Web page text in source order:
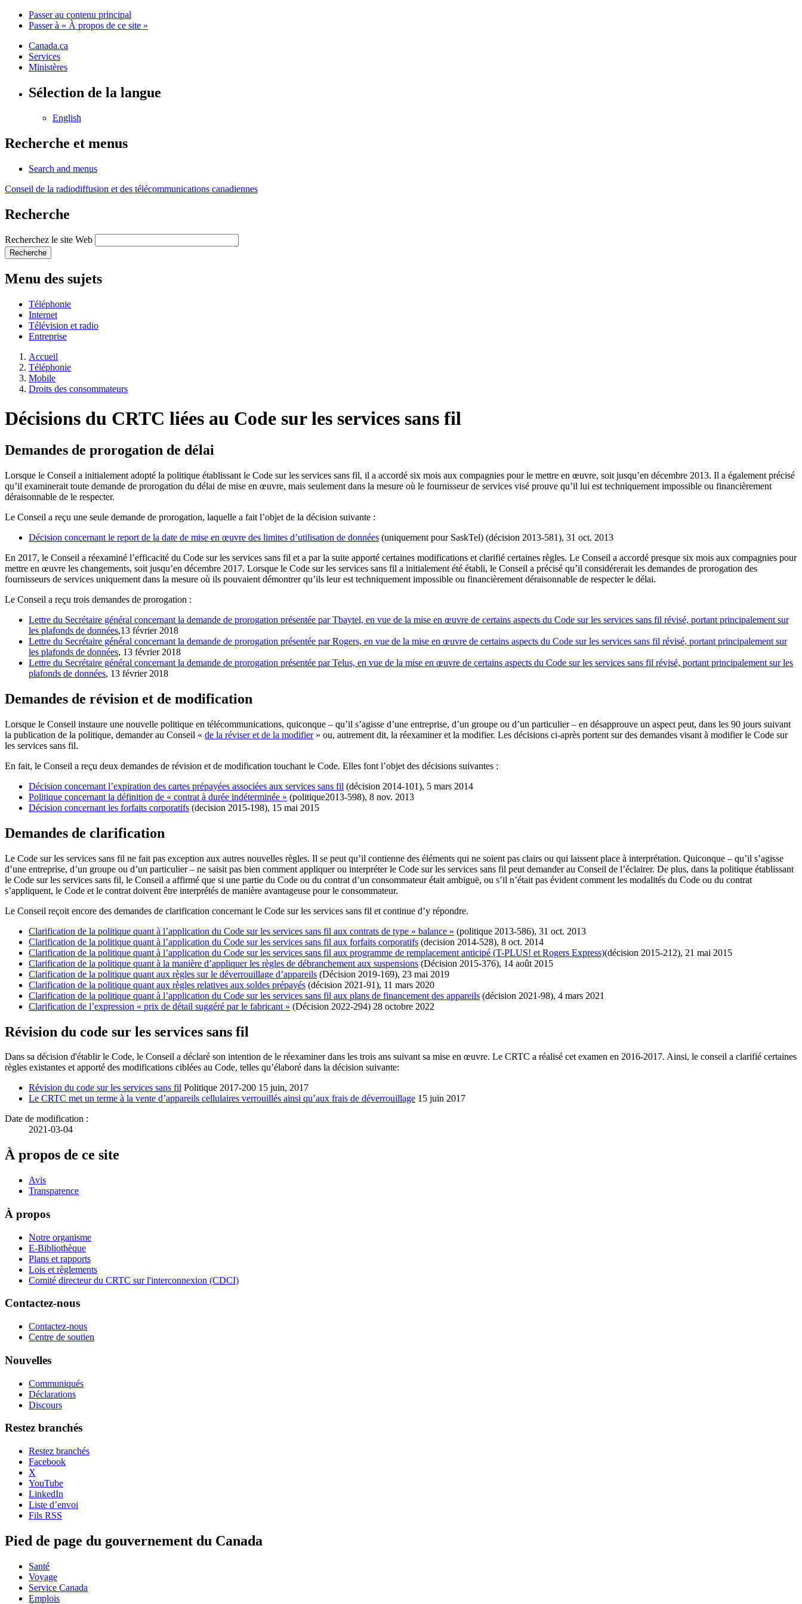
Passer au contenu principal
Passer à « À propos de ce site »
Canada.ca
Services
Ministères
Sélection de la langue
English
Recherche et menus
Search and menus
Conseil de la radiodiffusion et des télécommunications canadiennes
Recherche
Recherchez le site Web
Recherche
Menu des sujets
Téléphonie
Internet
Télévision et radio
Entreprise
Accueil
Téléphonie
Mobile
Droits des consommateurs
Décisions du CRTC liées au Code sur les services sans fil
Demandes de prorogation de délai
Lorsque le Conseil a initialement adopté la politique établissant le Code sur les services sans fil, il a accordé six mois aux compagnies pour le mettre en œuvre, soit jusqu’en décembre 2013. Il a également précisé
qu’il examinerait toute demande de prorogation du délai de mise en œuvre, mais seulement dans la mesure où le fournisseur de services visé prouve qu’il lui est techniquement impossible ou financièrement
déraisonnable de le respecter.
Le Conseil a reçu une seule demande de prorogation, laquelle a fait l’objet de la décision suivante :
Décision concernant le report de la date de mise en œuvre des limites d’utilisation de données (uniquement pour SaskTel) (décision 2013-581), 31 oct. 2013
En 2017, le Conseil a réexaminé l’efficacité du Code sur les services sans fil et a par la suite apporté certaines modifications et clarifié certaines règles. Le Conseil a accordé presque six mois aux compagnies pour
mettre en œuvre les changements, soit jusqu’en décembre 2017. Lorsque le Code sur les services sans fil a initialement été établi, le Conseil a précisé qu’il considérerait les demandes de prorogation des
fournisseurs de services uniquement dans la mesure où ils pouvaient démontrer qu’ils leur est techniquement impossible ou financièrement déraisonnable de respecter le délai.
Le Conseil a reçu trois demandes de prorogation :
Lettre du Secrétaire général concernant la demande de prorogation présentée par Tbaytel, en vue de la mise en œuvre de certains aspects du Code sur les services sans fil révisé, portant principalement sur
les plafonds de données,13 février 2018
Lettre du Secrétaire général concernant la demande de prorogation présentée par Rogers, en vue de la mise en œuvre de certains aspects du Code sur les services sans fil révisé, portant principalement sur
les plafonds de données, 13 février 2018
Lettre du Secrétaire général concernant la demande de prorogation présentée par Telus, en vue de la mise en œuvre de certains aspects du Code sur les services sans fil révisé, portant principalement sur les
plafonds de données, 13 février 2018
Demandes de révision et de modification
Lorsque le Conseil instaure une nouvelle politique en télécommunications, quiconque – qu’il s’agisse d’une entreprise, d’un groupe ou d’un particulier – en désapprouve un aspect peut, dans les 90 jours suivant
la publication de la politique, demander au Conseil « de la réviser et de la modifier» ou, autrement dit, la réexaminer et la modifier. Les décisions ci‑après portent sur des demandes visant à modifier le Code sur
les services sans fil.
En fait, le Conseil a reçu deux demandes de révision et de modification touchant le Code. Elles font l’objet des décisions suivantes :
Décision concernant l’expiration des cartes prépayées associées aux services sans fil (décision 2014-101), 5 mars 2014
Politique concernant la définition de « contrat à durée indéterminée » (politique2013-598), 8 nov. 2013
Décision concernant les forfaits corporatifs (decision 2015-198), 15 mai 2015
Demandes de clarification
Le Code sur les services sans fil ne fait pas exception aux autres nouvelles règles. Il se peut qu’il contienne des éléments qui ne soient pas clairs ou qui laissent place à interprétation. Quiconque – qu’il s’agisse
d’une entreprise, d’un groupe ou d’un particulier – ne saisit pas bien comment appliquer ou interpréter le Code sur les services sans fil peut demander au Conseil de l’éclairer. De plus, dans la politique établissant
le Code sur les services sans fil, le Conseil a affirmé que si une partie du Code ou du contrat d’un consommateur était ambiguë, ou s’il n’était pas évident comment les modalités du Code ou du contrat
s’appliquent, le Code et le contrat doivent être interprétés de manière avantageuse pour le consommateur.
Le Conseil reçoit encore des demandes de clarification concernant le Code sur les services sans fil et continue d’y répondre.
Clarification de la politique quant à l’application du Code sur les services sans fil aux contrats de type « balance » (politique 2013-586), 31 oct. 2013
Clarification de la politique quant à l’application du Code sur les services sans fil aux forfaits corporatifs (decision 2014-528), 8 oct. 2014
Clarification de la politique quant à l’application du Code sur les services sans fil aux programme de remplacement anticipé (T-PLUS! et Rogers Express)(décision 2015-212), 21 mai 2015
Clarification de la politique quant à la manière d’appliquer les règles de débranchement aux suspensions (Décision 2015-376), 14 août 2015
Clarification de la politique quant aux règles sur le déverrouillage d’appareils (Décision 2019-169), 23 mai 2019
Clarification de la politique quant aux règles relatives aux soldes prépayés (décision 2021-91), 11 mars 2020
Clarification de la politique quant à l’application du Code sur les services sans fil aux plans de financement des appareils (décision 2021-98), 4 mars 2021
Clarification de l’expression « prix de détail suggéré par le fabricant » (Décision 2022-294) 28 octobre 2022
Révision du code sur les services sans fil
Dans sa décision d'établir le Code, le Conseil a déclaré son intention de le réexaminer dans les trois ans suivant sa mise en œuvre. Le CRTC a réalisé cet examen en 2016-2017. Ainsi, le conseil a clarifié certaines
règles existantes et apporté des modifications ciblées au Code, telles qu’élaboré dans la décision suivante:
Révision du code sur les services sans fil Politique 2017-200 15 juin, 2017
Le CRTC met un terme à la vente d’appareils cellulaires verrouillés ainsi qu’aux frais de déverrouillage 15 juin 2017
Date de modification :
2021-03-04
À propos de ce site
Avis
Transparence
À propos
Notre organisme
E-Bibliothèque
Plans et rapports
Lois et règlements
Comité directeur du CRTC sur l'interconnexion (CDCI)
Contactez-nous
Contactez-nous
Centre de soutien
Nouvelles
Communiqués
Déclarations
Discours
Restez branchés
Restez branchés
Facebook
X
YouTube
LinkedIn
Liste d’envoi
Fils RSS
Pied de page du gouvernement du Canada
Santé
Voyage
Service Canada
Emplois